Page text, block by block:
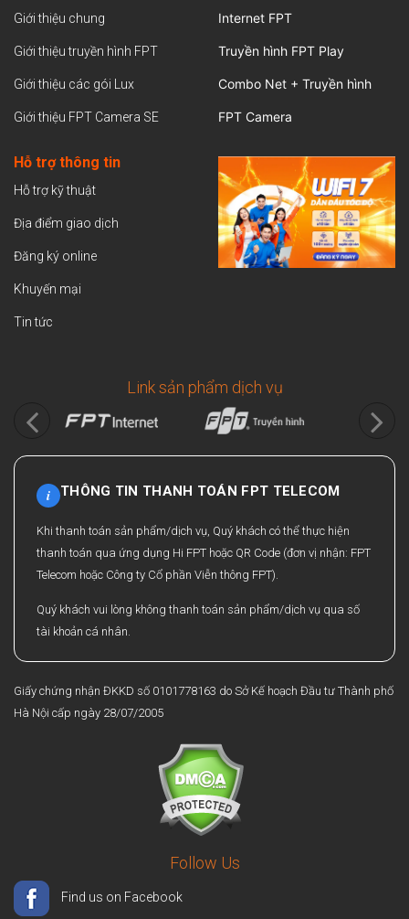
Giới thiệu chung
Giới thiệu truyền hình FPT
Giới thiệu các gói Lux
Giới thiệu FPT Camera SE
Internet FPT
Truyền hình FPT Play
Combo Net + Truyền hình
FPT Camera
Hỗ trợ thông tin
Hỗ trợ kỹ thuật
Địa điểm giao dịch
Đăng ký online
Khuyến mại
Tin tức
Follow Us
Find us on Facebook
Link sản phẩm dịch vụ
i THÔNG TIN THANH TOÁN FPT TELECOM
Khi thanh toán sản phẩm/dịch vụ, Quý khách có thể thực hiện
thanh toán qua ứng dụng Hi FPT hoặc QR Code (đơn vị nhận: FPT
Telecom hoặc Công ty Cổ phần Viễn thông FPT).
Quý khách vui lòng không thanh toán sản phẩm/dịch vụ qua số
tài khoản cá nhân.
Giấy chứng nhận ĐKKD số 0101778163 do Sở Kế hoạch Đầu tư Thành phố
Hà Nội cấp ngày 28/07/2005